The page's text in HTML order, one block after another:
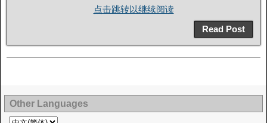
点击跳转以继续阅读
Read Post
Other Languages